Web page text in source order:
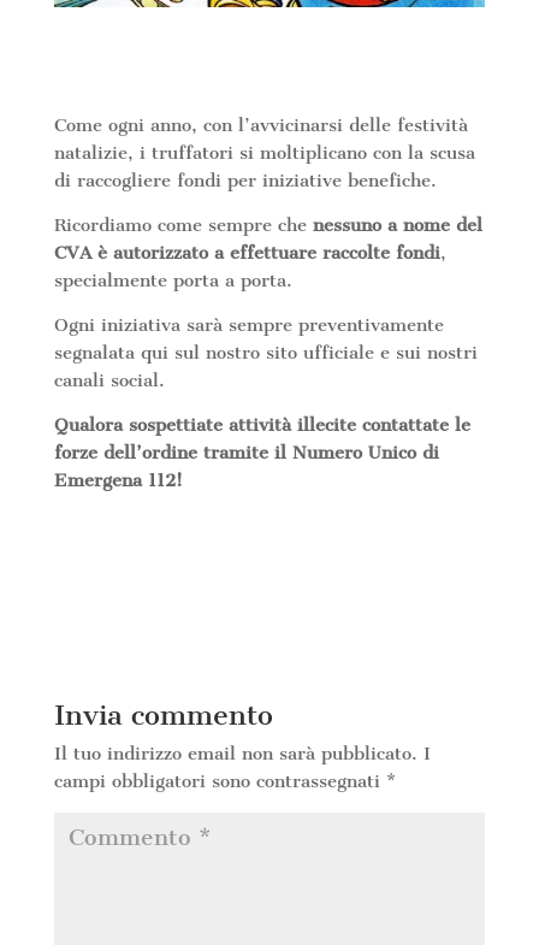
Come ogni anno, con l’avvicinarsi delle festività
natalizie, i truffatori si moltiplicano con la scusa
di raccogliere fondi per iniziative benefiche.
Ricordiamo come sempre che nessuno a nome del
CVA è autorizzato a effettuare raccolte fondi,
specialmente porta a porta.
Ogni iniziativa sarà sempre preventivamente
segnalata qui sul nostro sito ufficiale e sui nostri
canali social.
Qualora sospettiate attività illecite contattate le
forze dell’ordine tramite il Numero Unico di
Emergena 112!
Invia commento
Il tuo indirizzo email non sarà pubblicato. I
campi obbligatori sono contrassegnati *